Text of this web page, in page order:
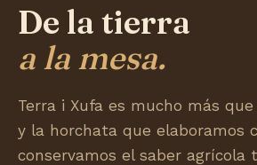
De la tierra
a la mesa.
Terra i Xufa es mucho más
y la horchata que elaboramos
conservamos el saber agrícola